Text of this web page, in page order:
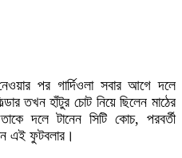
পর গার্দিওলা সবার আগে দলে
তখন হাঁটুর চোট নিয়ে ছিলেন মাঠের
দলে টানেন সিটি কোচ, পরবর্তী
এই ফুটবলার।